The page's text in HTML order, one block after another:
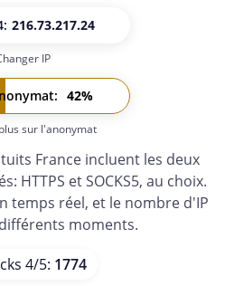
216.73.217.24
IPv6:IP
: 42%
sur l'anonymat
France incluent les deux
HTTPS et SOCKS5, au choix.
temps réel, et le nombre d'IP
moments.
4/5: 1774